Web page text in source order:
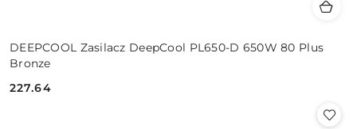
DEEPCOOL Zasilacz DeepCool PL650-D 650W 80 Plus
Bronze
Cena:
227.64